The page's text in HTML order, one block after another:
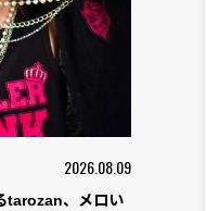
2026.08.09
tarozan、メロい